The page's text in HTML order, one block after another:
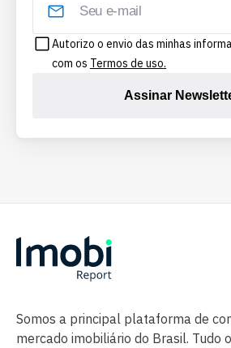
Autorizo o envio das minhas
com os Termos de uso.
Assinar
Somos a principal plataforma de
mercado imobiliário do Brasil. Tudo